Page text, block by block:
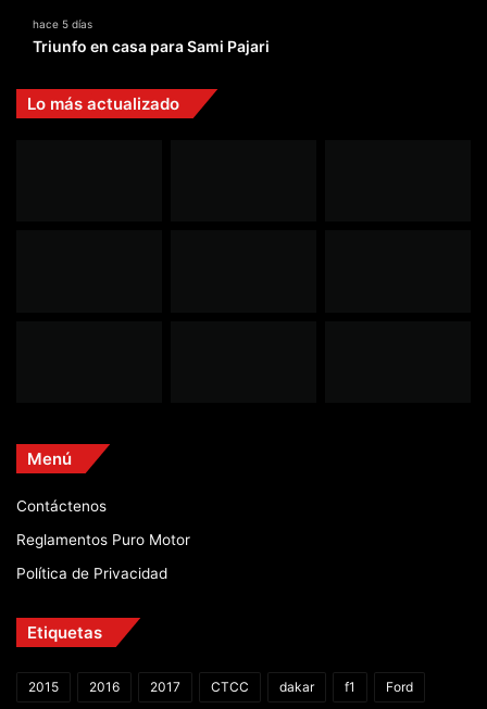
hace 5 días
Triunfo en casa para Sami Pajari
Lo más actualizado
Menú
Contáctenos
Reglamentos Puro Motor
Política de Privacidad
Etiquetas
2015 2016 2017 CTCC dakar f1 Ford